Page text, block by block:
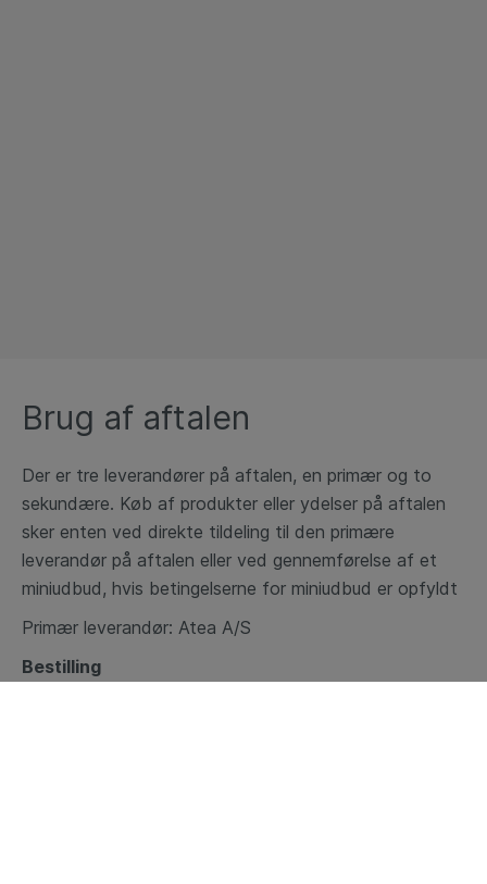
Brug af aftalen
Der er tre leverandører på aftalen, en primær og to
sekundære. Køb af produkter eller ydelser på aftalen
sker enten ved direkte tildeling til den primære
leverandør på aftalen eller ved gennemførelse af et
miniudbud, hvis betingelserne for miniudbud er opfyldt​
Primær leverandør: Atea A/S
Bestilling